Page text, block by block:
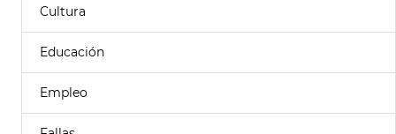
Cultura
Educación
Empleo